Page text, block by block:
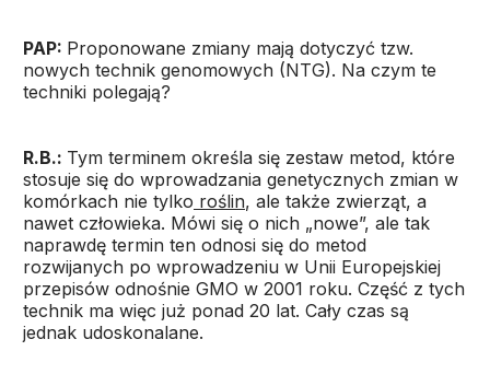
PAP: Proponowane zmiany mają dotyczyć tzw.
nowych technik genomowych (NTG). Na czym te
techniki polegają?
R.B.: Tym terminem określa się zestaw metod, które
stosuje się do wprowadzania genetycznych zmian w
komórkach nie tylko roślin, ale także zwierząt, a
nawet człowieka. Mówi się o nich „nowe”, ale tak
naprawdę termin ten odnosi się do metod
rozwijanych po wprowadzeniu w Unii Europejskiej
przepisów odnośnie GMO w 2001 roku. Część z tych
technik ma więc już ponad 20 lat. Cały czas są
jednak udoskonalane.